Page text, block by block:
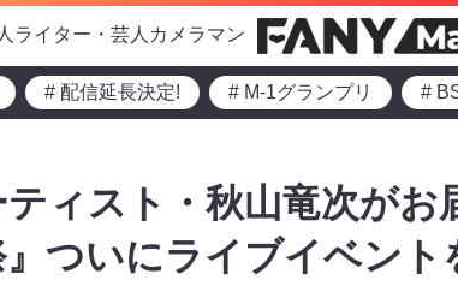
ライター・芸人カメラマン
# 配信延長決定! # M-1グランプリ #
ティスト・秋山竜次がお
ついにライブイベント